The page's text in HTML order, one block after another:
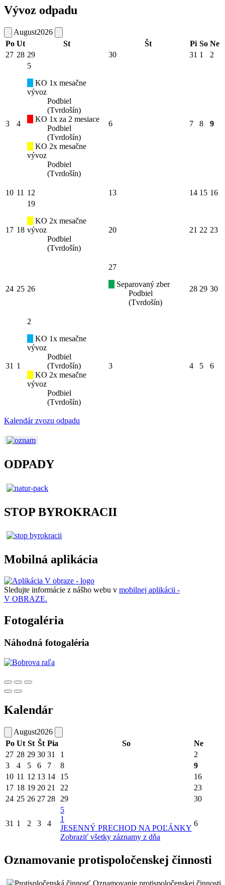
Vývoz odpadu
August2026
Po Ut St Št Pi So Ne
27 28 29 30 31 1 2
3 4
5
KO 1x mesačne
vývoz
Podbiel
(Tvrdošín)
KO 1x za 2 mesiace
Podbiel
(Tvrdošín)
KO 2x mesačne
vývoz
Podbiel
(Tvrdošín)
6 7 8 9
10 11 12 13 14 15 16
17 18
19
KO 2x mesačne
vývoz
Podbiel
(Tvrdošín)
20 21 22 23
24 25 26
27
Separovaný zber
Podbiel
(Tvrdošín)
28 29 30
31 1
2
KO 1x mesačne
vývoz
Podbiel
(Tvrdošín)
KO 2x mesačne
vývoz
Podbiel
(Tvrdošín)
3 4 5 6
Kalendár zvozu odpadu
ODPADY
STOP BYROKRACII
Mobilná aplikácia
Sledujte informácie z nášho webu v mobilnej aplikácii -
V OBRAZE.
Fotogaléria
Náhodná fotogaléria
Kalendár
August2026
Po Ut St Št Pia So
Ne
27 28 29 30 31 1
2
3
4 5 6 7 8
9
10 11 12 13 14 15
16
17 18 19 20 21 22
23
24 25 26 27 28 29 30
31 1 2 3 4
5
1
JESENNÝ PRECHOD NA POĽÁNKY
Zobraziť všetky záznamy z dňa
6
Oznamovanie protispoločenskej činnosti